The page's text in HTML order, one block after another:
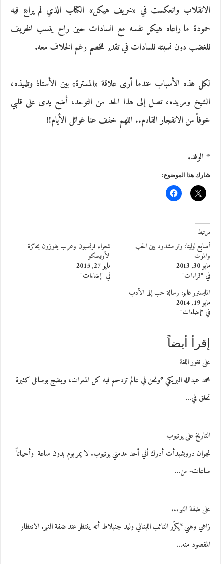
الانقلاب وانعكست في «خريف هيكل» الكتاب الذي لم يراعِ فيه
حمودة ما راعاه هيكل نفسه مع السادات حين راح ينسب الخريف
للغضب دون نسبته للسادات في تقدير للخصم رغم الخلاف معه.
لكل هذه الأسباب عندما أرى علاقة «المسترة» بين الأستاذ وتلميذه،
الشيخ ومريده، تصل إلى هذا الحد من التوحد، أضع يدى على قلبي
خوفاً من الانفجار القادم.. اللهم خفف عنا غوائل الأيام!!
* الوفد.
شارك هذا الموضوع:
مرتبط
أصابع لوليتا: وتر مشدود بين الحب
والموت
مايو 30, 2013
في "قراءات"
شعراء فرنسيون وعرب يفوزون بجائزة
الأونيسكو
مايو 27, 2015
في "إضاءات"
المايسترو غابو: رسالة حب إلى الأدب
مايو 19, 2014
في "إضاءات"
إقرأ أيضاً
على ثغور اللغة
محمد عبدالله البريكي *ونحن في عالم تزدحم فيه كل الممرات، ويضج بوسائل كثيرة
تحلق في…
التاريخ على يوتيوب
نجوان درويشبدأت أدرك أني أحد مدمني يوتيوب. لا يمر يوم بدون ساعة -وأحياناً
ساعات- من…
على ضفة النهر...
زاهي وهبي *يكرّر النائب اللبناني وليد جنبلاط أنه ينتظر عند ضفة النهر. الانتظار
المقصود منه…